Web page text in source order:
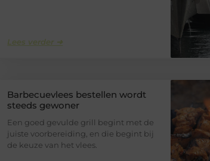
Lees verder ➜
Barbecuevlees bestellen wordt
steeds gewoner
Een goed gevulde grill begint met de
juiste voorbereiding, en die begint bij
de keuze van het vlees.